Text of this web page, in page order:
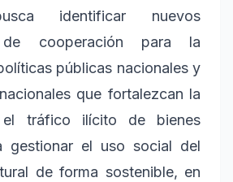
identificar nuevos
de cooperación para la
públicas nacionales y
que fortalezcan la
el tráfico ilícito de bienes
gestionar el uso social del
de forma sostenible, en